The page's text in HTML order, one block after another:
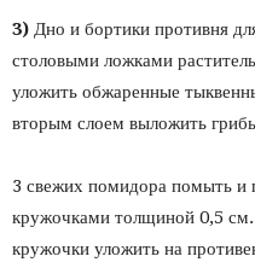
3) Дно и бортики противня
столовыми ложками
уложить обжаренные
вторым слоем выложить
3 свежих помидора помыть и
кружочками толщиной 0,5 см.
кружочки уложить на